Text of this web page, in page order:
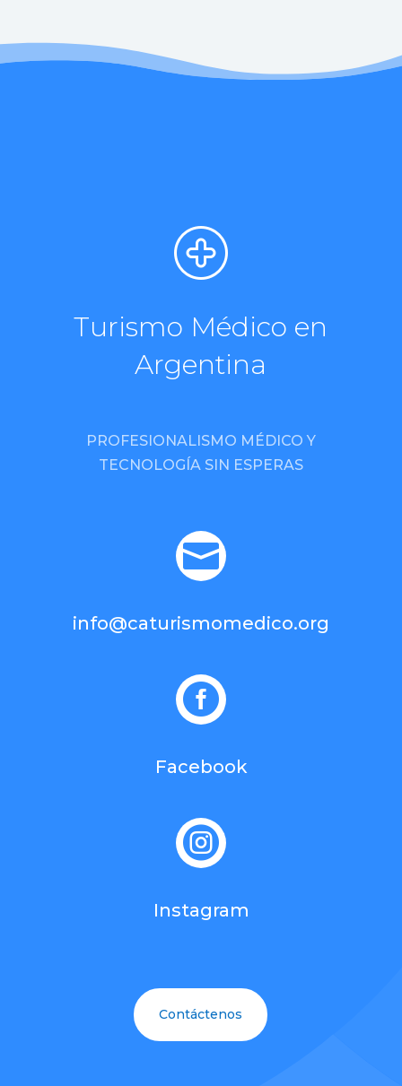
Turismo Médico en
Argentina
PROFESIONALISMO MÉDICO Y
TECNOLOGÍA SIN ESPERAS

info@caturismomedico.org

Facebook

Instagram
Contáctenos